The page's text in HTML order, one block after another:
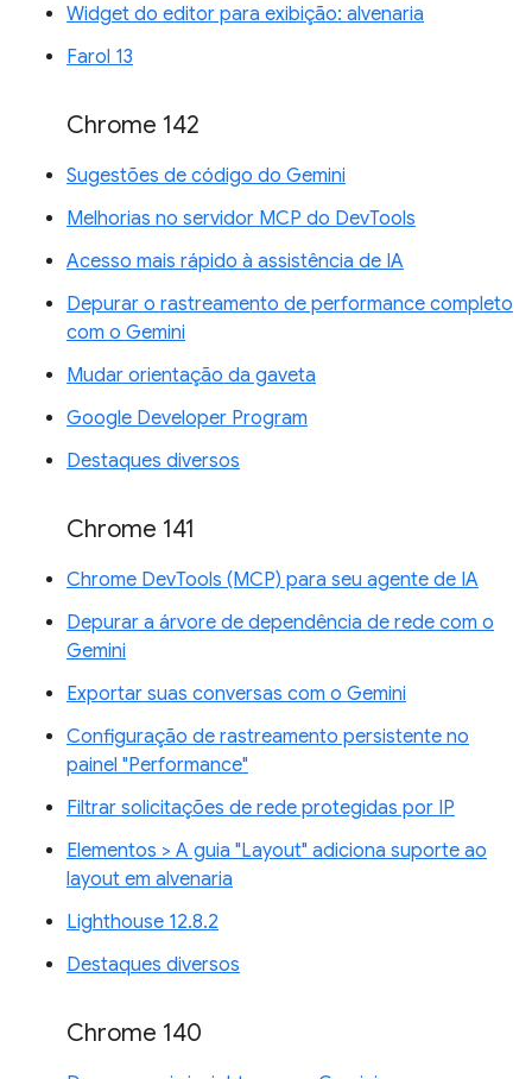
Widget do editor para exibição: alvenaria
Farol 13
Chrome 142
Sugestões de código do Gemini
Melhorias no servidor MCP do DevTools
Acesso mais rápido à assistência de IA
Depurar o rastreamento de performance completo
com o Gemini
Mudar orientação da gaveta
Google Developer Program
Destaques diversos
Chrome 141
Chrome DevTools (MCP) para seu agente de IA
Depurar a árvore de dependência de rede com o
Gemini
Exportar suas conversas com o Gemini
Configuração de rastreamento persistente no
painel "Performance"
Filtrar solicitações de rede protegidas por IP
Elementos > A guia "Layout" adiciona suporte ao
layout em alvenaria
Lighthouse 12.8.2
Destaques diversos
Chrome 140